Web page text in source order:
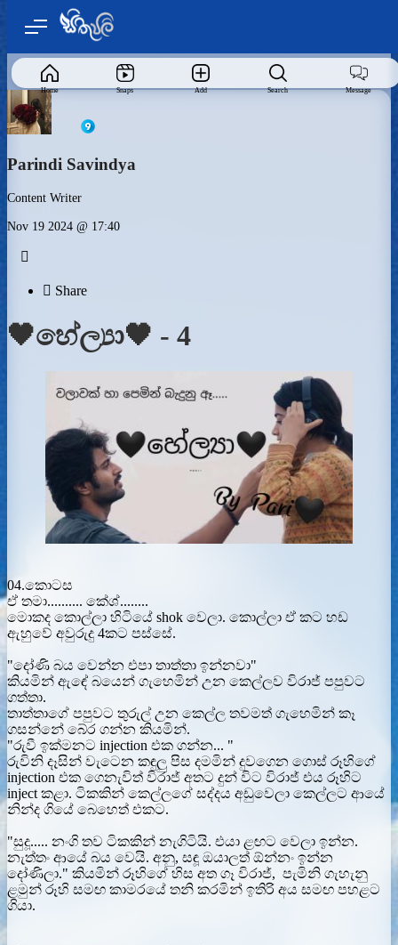
Home Snaps Add Search Message
Parindi Savindya
Content Writer
Nov 19 2024 @ 17:40

 Share
🖤හේල්‍යා🖤 - 4
04.කොටස
ඒ තමා.......... කේශ්........
මොකද කොල්ලා හිටියේ shok වෙලා. කොල්ලා ඒ කට හඩ
ඇහුවේ අවුරුදු 4කට පස්සේ.
"දෝණි බය වෙන්න එපා තාත්තා ඉන්නවා"
කියමින් ඇඳේ බයෙන් ගැහෙමින් උන කෙල්ලව විරාජ් පපුවට
ගත්තා.
තාත්තාගේ පපුවට තුරුල් උන කෙල්ල තවමත් ගැහෙමින් කෑ
ගසන්නේ බේර ගන්න කියමින්.
"රුවී ඉක්මනට injection එක ගන්න... "
රුවිනි දෑසින් වැටෙන කඳුලු පිස දමමින් දුවගෙන ගොස් රූහිගේ
injection එක ගෙනැවිත් විරාජ් අතට දුන් විට විරාජ් එය රූහිට
inject කළා. ටිකකින් කෙල්ලගේ සද්දය අඩුවෙලා කෙල්ලට ආයේ
නින්ද ගියේ බෙහෙත් එකට.
"සුදූ..... නංගි තව ටිකකින් නැගිටියි. එයා ළඟට වෙලා ඉන්න.
නැත්තං ආයේ බය වෙයි. අනු, සඳූ ඔයාලත් ඕන්නං ඉන්න
දෝණිලා." කියමින් රූහිගේ හිස අත ගෑ විරාජ්, පැමිනි ගැහැනු
ළමුන් රූහි සමඟ කාමරයේ තනි කරමින් ඉතිරි අය සමඟ පහළට
ගියා.